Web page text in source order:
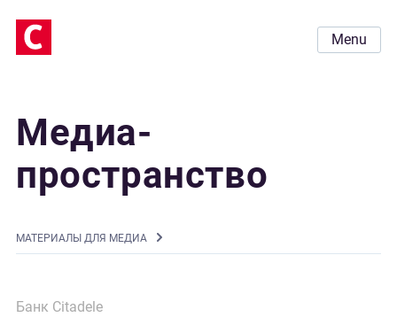
Menu
Медиа-
пространство
MАТЕРИАЛЫ ДЛЯ МЕДИА
Банк Citadele